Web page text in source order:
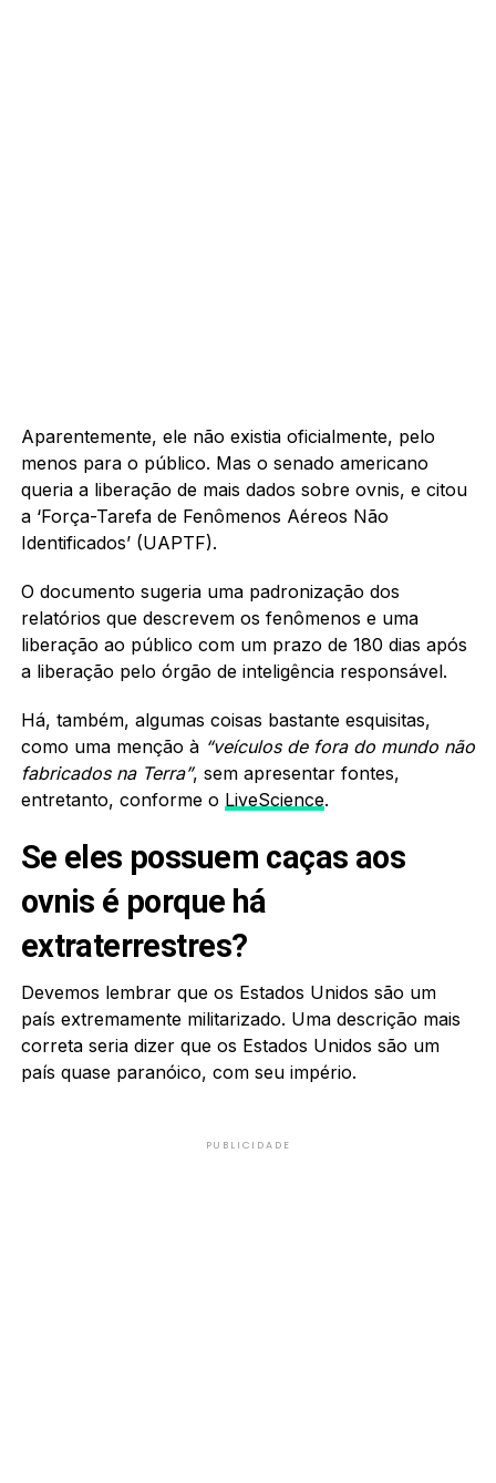
Aparentemente, ele não existia oficialmente, pelo
menos para o público. Mas o senado americano
queria a liberação de mais dados sobre ovnis, e citou
a ‘Força-Tarefa de Fenômenos Aéreos Não
Identificados’ (UAPTF).
O documento sugeria uma padronização dos
relatórios que descrevem os fenômenos e uma
liberação ao público com um prazo de 180 dias após
a liberação pelo órgão de inteligência responsável.
Há, também, algumas coisas bastante esquisitas,
como uma menção à “veículos de fora do mundo não
fabricados na Terra”, sem apresentar fontes,
entretanto, conforme o LiveScience.
Se eles possuem caças aos
ovnis é porque há
extraterrestres?
Devemos lembrar que os Estados Unidos são um
país extremamente militarizado. Uma descrição mais
correta seria dizer que os Estados Unidos são um
país quase paranóico, com seu império.
PUBLICIDADE